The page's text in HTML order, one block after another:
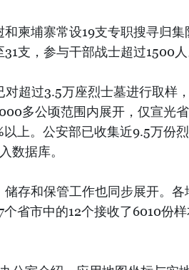
柬埔寨常设19支专职搜寻归
支，参与干部战士超过1500人
对超过3.5万座烈士墓进行取样
多公顷范围内展开，仅宣光
上。公安部已收集近9.5万份
数据库。
存和保管工作也同步展开。各
省市中的12个接收了6010份